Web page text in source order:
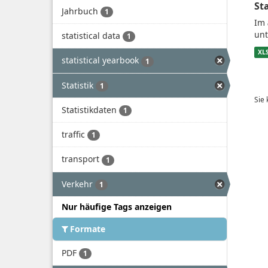
Jahrbuch 1
statistical data 1
statistical yearbook 1
Statistik 1
Statistikdaten 1
traffic 1
transport 1
Verkehr 1
Nur häufige Tags anzeigen
Formate
PDF 1
Im
Sie